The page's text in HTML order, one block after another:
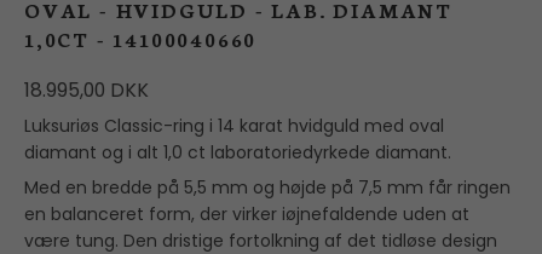
OVAL - HVIDGULD - LAB. DIAMANT
1,0CT - 14100040660
18.995,00 DKK
Luksuriøs Classic-ring i 14 karat hvidguld med oval
diamant og i alt 1,0 ct laboratoriedyrkede diamant.
Med en bredde på 5,5 mm og højde på 7,5 mm får ringen
en balanceret form, der virker iøjnefaldende uden at
være tung. Den dristige fortolkning af det tidløse design